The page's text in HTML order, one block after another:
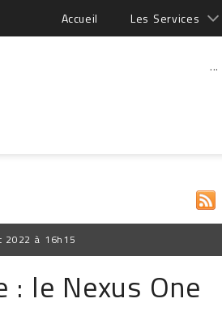
Accueil Les Services
...
2022 à 16h15
le Nexus One